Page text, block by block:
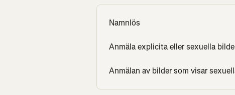
Namnlös
Anmäla explicita eller sexuella
Anmälan av bilder som visar